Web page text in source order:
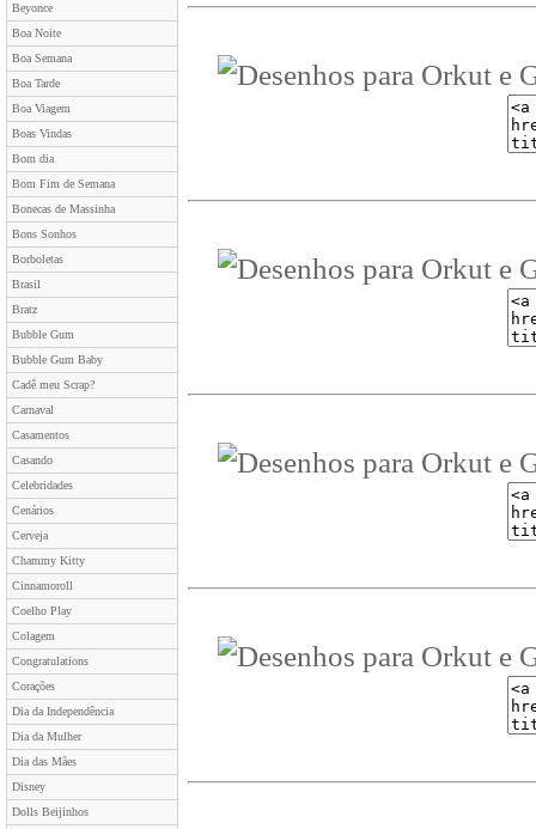
Beyonce
Boa Noite
Boa Semana
Boa Tarde
Boa Viagem
Boas Vindas
Bom dia
Bom Fim de Semana
Bonecas de Massinha
Bons Sonhos
Borboletas
Brasil
Bratz
Bubble Gum
Bubble Gum Baby
Cadê meu Scrap?
Carnaval
Casamentos
Casando
Celebridades
Cenários
Cerveja
Chammy Kitty
Cinnamoroll
Coelho Play
Colagem
Congratulations
Corações
Dia da Independência
Dia da Mulher
Dia das Mães
Disney
Dolls Beijinhos